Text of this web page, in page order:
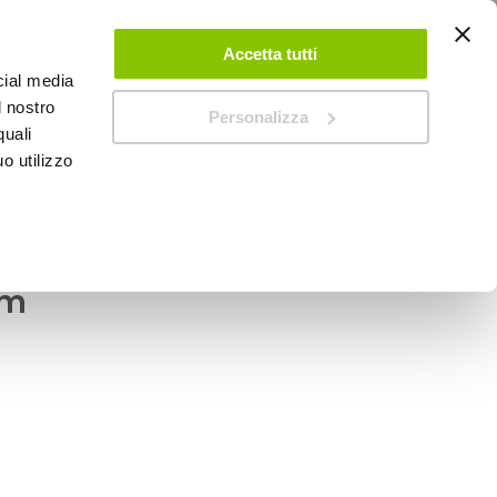
media
nostro
utilizzo
Accetta tutti
Personalizza
ACCEDI CREA UN ACCOUNT CONTATTACI